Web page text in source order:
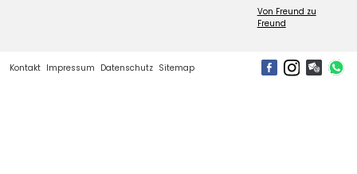
Von Freund zu
Freund
Kontakt Impressum Datenschutz Sitemap